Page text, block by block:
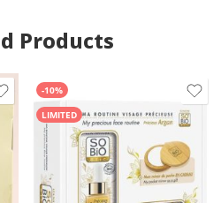
Products
-10%
LIMITED